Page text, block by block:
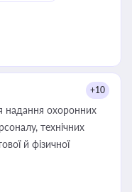
+10
надання охоронних
технічних
й фізичної